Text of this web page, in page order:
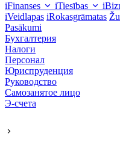
iFinanses iTiesības
iVeidlapas iRokasgrāmatas
Pasākumi
Бухгалтерия
Налоги
Персонал
Юриспруденция
Руководство
Самозанятое лицо
Э-счета